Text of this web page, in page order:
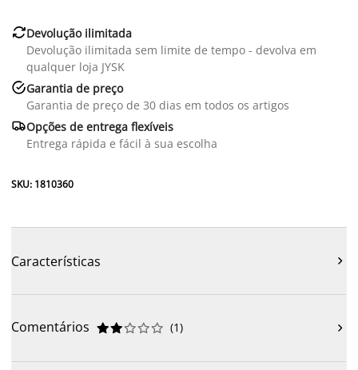
Devolução ilimitada
Devolução ilimitada sem limite de tempo - devolva em
qualquer loja JYSK
Garantia de preço
Garantia de preço de 30 dias em todos os artigos
Opções de entrega flexíveis
Entrega rápida e fácil à sua escolha
SKU: 1810360
Características 
Comentários 




 (1) 